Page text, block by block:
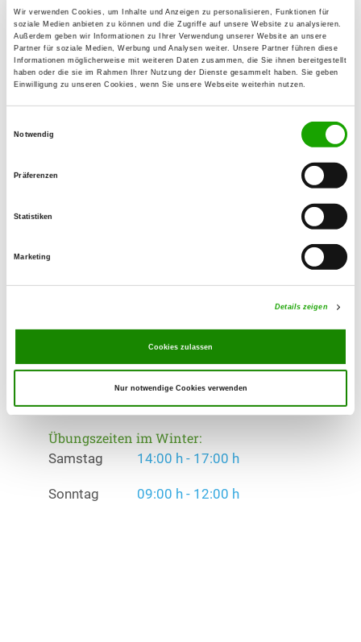
Wir verwenden Cookies, um Inhalte und Anzeigen zu personalisieren, Funktionen für
soziale Medien anbieten zu können und die Zugriffe auf unsere Website zu analysieren.
Außerdem geben wir Informationen zu Ihrer Verwendung unserer Website an unsere
Partner für soziale Medien, Werbung und Analysen weiter. Unsere Partner führen diese
Informationen möglicherweise mit weiteren Daten zusammen, die Sie ihnen bereitgestellt
haben oder die sie im Rahmen Ihrer Nutzung der Dienste gesammelt haben. Sie geben
Einwilligung zu unseren Cookies, wenn Sie unsere Webseite weiterhin nutzen.
Notwendig
Präferenzen
Statistiken
Marketing
Details zeigen
Cookies zulassen
Nur notwendige Cookies verwenden
Numero di telefono:
08254 8560
Fax:
08254 45329390
E-Mail:
www.hundefreundeuzb.npage.de
Angebot:
Übungszeiten im Sommer:
Samstag 14:00 h - 20:00 h
Sonntag 09:00 h - 12:00 h
Übungszeiten im Winter:
Samstag 14:00 h - 17:00 h
Sonntag 09:00 h - 12:00 h